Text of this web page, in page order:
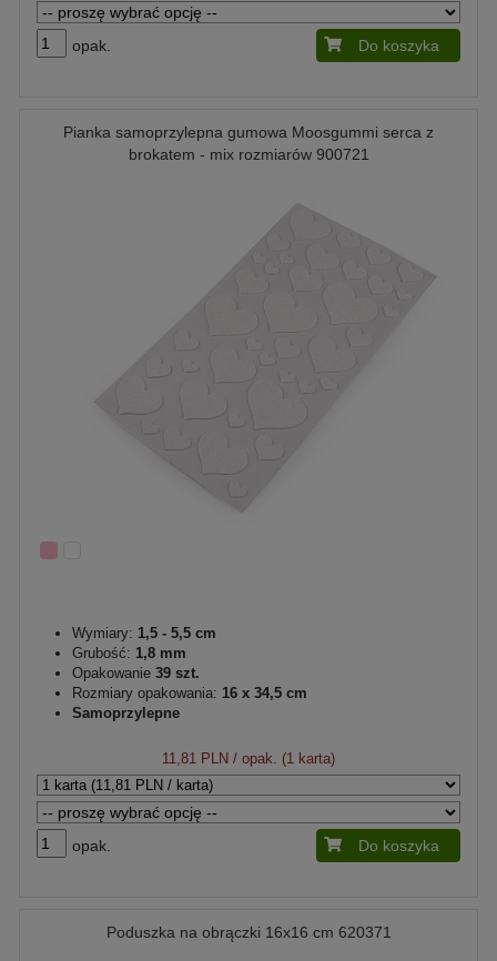
opak. Do koszyka
Pianka samoprzylepna gumowa Moosgummi serca z
brokatem - mix rozmiarów 900721
Wymiary: 1,5 - 5,5 cm
Grubość: 1,8 mm
Opakowanie 39 szt.
Rozmiary opakowania: 16 x 34,5 cm
Samoprzylepne
11,81 PLN / opak. (1 karta)
opak. Do koszyka
Poduszka na obrączki 16x16 cm 620371